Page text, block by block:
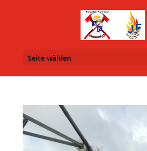
Seite wählen